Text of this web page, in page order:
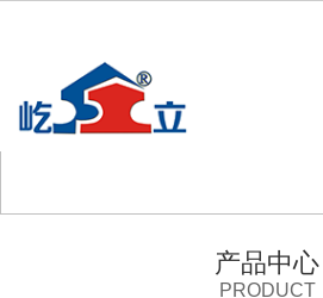
产品中心
PRODUCT